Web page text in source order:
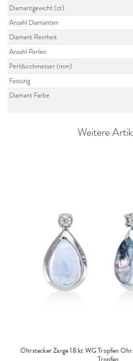
Diamantgewicht (ct)
Anzahl Diamanten
Diamant Reinheit
Anzahl Perlen
Perldurchmesser (mm)
Fassung
Diamant Farbe
Weitere
Ohrstecker Zarge 18 kt WG Tropfen